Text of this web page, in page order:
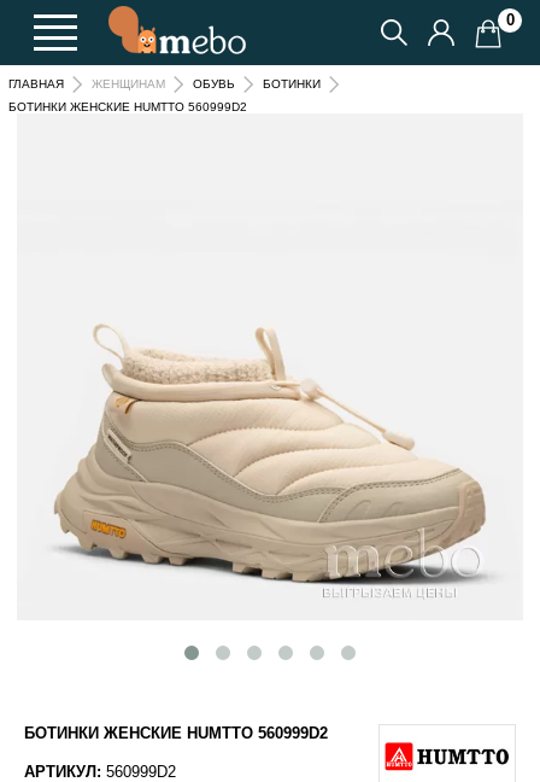
0
ГЛАВНАЯ ЖЕНЩИНАМ ОБУВЬ
БОТИНКИ
БОТИНКИ ЖЕНСКИЕ HUMTTO 560999D2
БОТИНКИ ЖЕНСКИЕ HUMTTO 560999D2
АРТИКУЛ: 560999D2